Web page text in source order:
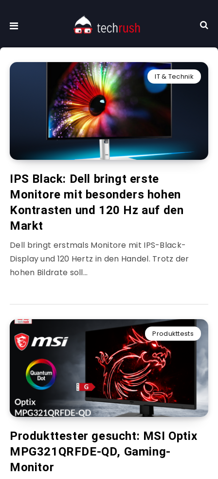
IT & Technik
IPS Black: Dell bringt erste
Monitore mit besonders hohen
Kontrasten und 120 Hz auf den
Markt
Dell bringt erstmals Monitore mit IPS-Black-
Display und 120 Hertz in den Handel. Trotz der
hohen Bildrate soll…
Produkttests
Produkttester gesucht: MSI Optix
MPG321QRFDE-QD, Gaming-
Monitor